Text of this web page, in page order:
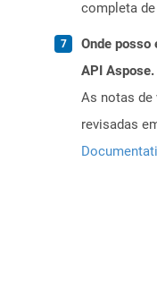
completa de
Onde posso
API
As notas de
revisadas